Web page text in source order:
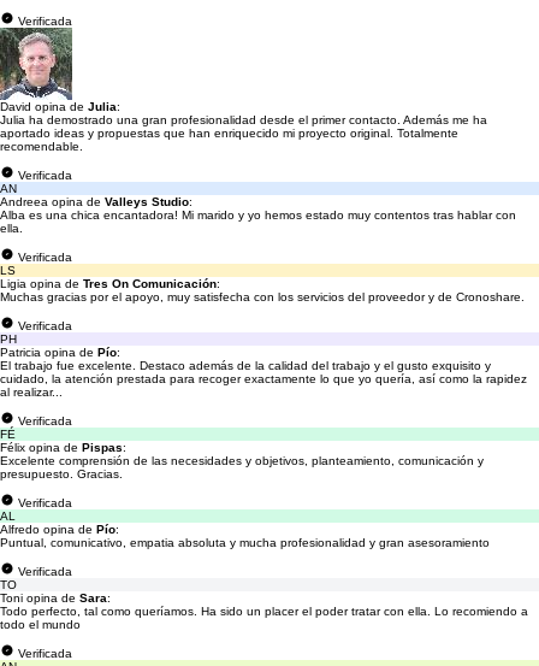
Verificada
David opina de Julia:
Julia ha demostrado una gran profesionalidad desde el primer contacto. Además me ha
aportado ideas y propuestas que han enriquecido mi proyecto original. Totalmente
recomendable.
Verificada
AN
Andreea opina de Valleys Studio:
Alba es una chica encantadora! Mi marido y yo hemos estado muy contentos tras hablar con
ella.
Verificada
LS
Ligia opina de Tres On Comunicación:
Muchas gracias por el apoyo, muy satisfecha con los servicios del proveedor y de Cronoshare.
Verificada
PH
Patricia opina de Pío:
El trabajo fue excelente. Destaco además de la calidad del trabajo y el gusto exquisito y
cuidado, la atención prestada para recoger exactamente lo que yo quería, así como la rapidez
al realizar...
Verificada
FÉ
Félix opina de Pispas:
Excelente comprensión de las necesidades y objetivos, planteamiento, comunicación y
presupuesto. Gracias.
Verificada
AL
Alfredo opina de Pío:
Puntual, comunicativo, empatia absoluta y mucha profesionalidad y gran asesoramiento
Verificada
TO
Toni opina de Sara:
Todo perfecto, tal como queríamos. Ha sido un placer el poder tratar con ella. Lo recomiendo a
todo el mundo
Verificada